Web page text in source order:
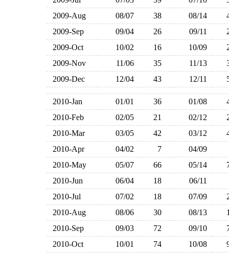
2009-Aug
08/07 38 08/14
2009-Sep
09/04 26 09/11
2009-Oct
10/02 16 10/09
2009-Nov
11/06 35 11/13
2009-Dec
12/04 43 12/11
2010-Jan 01/01 36 01/08
2010-Feb
02/05 21 02/12
2010-Mar
03/05 42 03/12
2010-Apr
04/02 7
04/09
2010-May
05/07 66 05/14
2010-Jun
06/04 18
06/11
2010-Jul
07/02 18 07/09
2010-Aug
08/06 30 08/13
2010-Sep
09/03 72 09/10
2010-Oct
10/01 74 10/08